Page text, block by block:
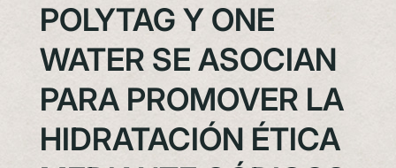
POLYTAG Y ONE
WATER SE ASOCIAN
PARA PROMOVER LA
HIDRATACIÓN ÉTICA